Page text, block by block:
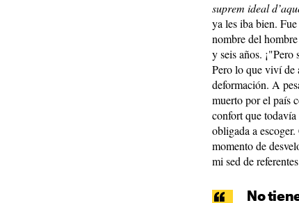
suprem ideal
ya les iba bien.
nombre del
y seis años.
Pero lo que viví de
deformación. A
muerto por el país
confort que
obligada a
momento de
mi sed de
No